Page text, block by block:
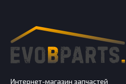
Интернет-магазин запчастей